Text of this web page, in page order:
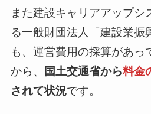
また建設キャリアアップシ
る一般財団法人「建設業振
も、運営費用の採算があっ
から、
国土交通省から料金
されて状況です。